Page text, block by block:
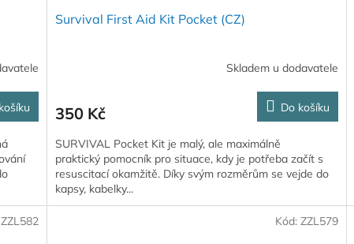
Survival First Aid Kit Pocket (CZ)
Skladem u dodavatele
350 Kč Do košíku
SURVIVAL Pocket Kit je malý, ale maximálně
praktický pomocník pro situace, kdy je potřeba začít s
resuscitací okamžitě. Díky svým rozměrům se vejde do
kapsy, kabelky...
ZZL582 Kód: ZZL579